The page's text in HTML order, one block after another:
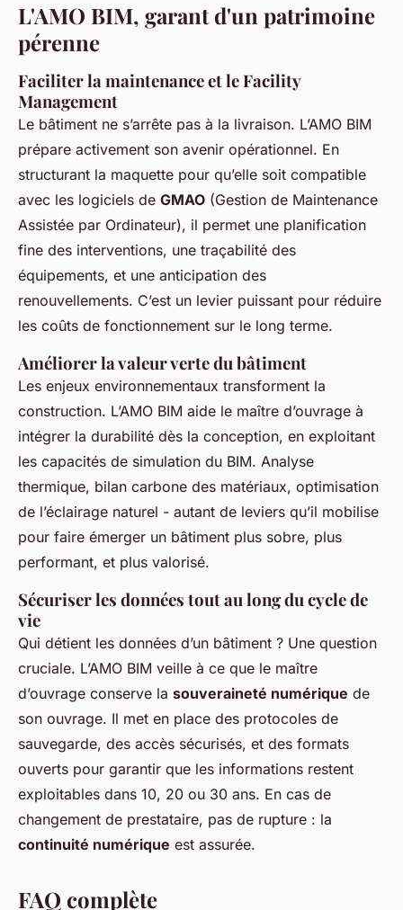
L'AMO BIM, garant d'un patrimoine
pérenne
Faciliter la maintenance et le Facility
Management
Le bâtiment ne s’arrête pas à la livraison. L’AMO BIM
prépare activement son avenir opérationnel. En
structurant la maquette pour qu’elle soit compatible
avec les logiciels de GMAO (Gestion de Maintenance
Assistée par Ordinateur), il permet une planification
fine des interventions, une traçabilité des
équipements, et une anticipation des
renouvellements. C’est un levier puissant pour réduire
les coûts de fonctionnement sur le long terme.
Améliorer la valeur verte du bâtiment
Les enjeux environnementaux transforment la
construction. L’AMO BIM aide le maître d’ouvrage à
intégrer la durabilité dès la conception, en exploitant
les capacités de simulation du BIM. Analyse
thermique, bilan carbone des matériaux, optimisation
de l’éclairage naturel - autant de leviers qu’il mobilise
pour faire émerger un bâtiment plus sobre, plus
performant, et plus valorisé.
Sécuriser les données tout au long du cycle de
vie
Qui détient les données d’un bâtiment ? Une question
cruciale. L’AMO BIM veille à ce que le maître
d’ouvrage conserve la souveraineté numérique de
son ouvrage. Il met en place des protocoles de
sauvegarde, des accès sécurisés, et des formats
ouverts pour garantir que les informations restent
exploitables dans 10, 20 ou 30 ans. En cas de
changement de prestataire, pas de rupture : la
continuité numérique est assurée.
FAQ complète